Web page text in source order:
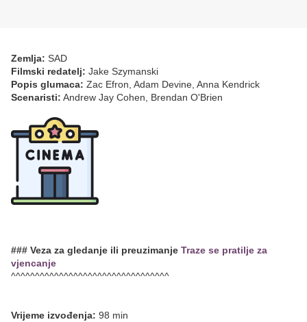
Zemlja: SAD
Filmski redatelj: Jake Szymanski
Popis glumaca: Zac Efron, Adam Devine, Anna Kendrick
Scenaristi: Andrew Jay Cohen, Brendan O'Brien
### Veza za gledanje ili preuzimanje Traze se pratilje za
vjencanje
^^^^^^^^^^^^^^^^^^^^^^^^^^^^^^^^^
Vrijeme izvođenja: 98 min